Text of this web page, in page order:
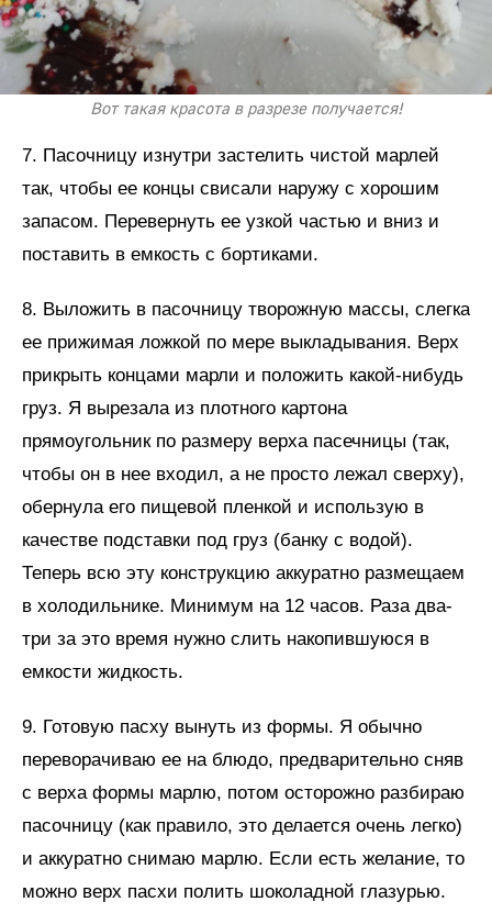
Вот такая красота в разрезе получается!
7. Пасочницу изнутри застелить чистой марлей
так, чтобы ее концы свисали наружу с хорошим
запасом. Перевернуть ее узкой частью и вниз и
поставить в емкость с бортиками.
8. Выложить в пасочницу творожную массы, слегка
ее прижимая ложкой по мере выкладывания. Верх
прикрыть концами марли и положить какой-нибудь
груз. Я вырезала из плотного картона
прямоугольник по размеру верха пасечницы (так,
чтобы он в нее входил, а не просто лежал сверху),
обернула его пищевой пленкой и использую в
качестве подставки под груз (банку с водой).
Теперь всю эту конструкцию аккуратно размещаем
в холодильнике. Минимум на 12 часов. Раза два-
три за это время нужно слить накопившуюся в
емкости жидкость.
9. Готовую пасху вынуть из формы. Я обычно
переворачиваю ее на блюдо, предварительно сняв
с верха формы марлю, потом осторожно разбираю
пасочницу (как правило, это делается очень легко)
и аккуратно снимаю марлю. Если есть желание, то
можно верх пасхи полить шоколадной глазурью.